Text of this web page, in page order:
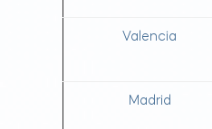
Valencia
Madrid